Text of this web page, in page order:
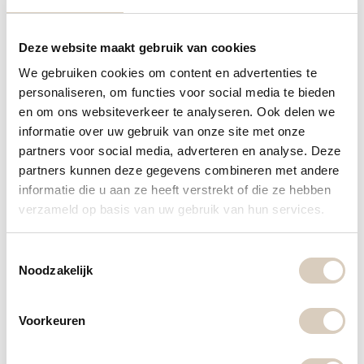
Deze website maakt gebruik van cookies
We gebruiken cookies om content en advertenties te
personaliseren, om functies voor social media te bieden
en om ons websiteverkeer te analyseren. Ook delen we
informatie over uw gebruik van onze site met onze
partners voor social media, adverteren en analyse. Deze
partners kunnen deze gegevens combineren met andere
informatie die u aan ze heeft verstrekt of die ze hebben
verzameld op basis van uw gebruik van hun services.
Noodzakelijk
Voorkeuren
besteden aan andere dingen? Ontdek dan hoe u
en/of keukendeuren kunt samenstellen. Er rolt
meteen een prijs uit de tool. Bevalt deze? Dan kunt u
het meteen bestellen en ontvangt u met 3-5 weken
uw keukenblad en/of keukendeuren.
Ga direct naar: